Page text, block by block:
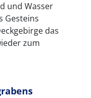
und Wasser
Gesteins
das
zum